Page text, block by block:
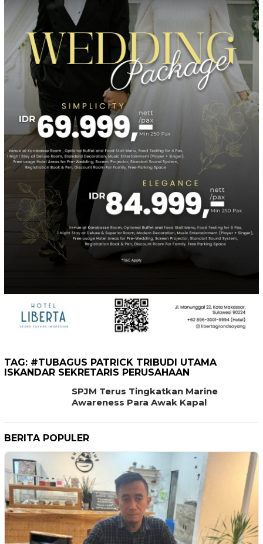
TAG: #TUBAGUS PATRICK TRIBUDI UTAMA
ISKANDAR SEKRETARIS PERUSAHAAN
SPJM Terus Tingkatkan Marine
Awareness Para Awak Kapal
BERITA POPULER